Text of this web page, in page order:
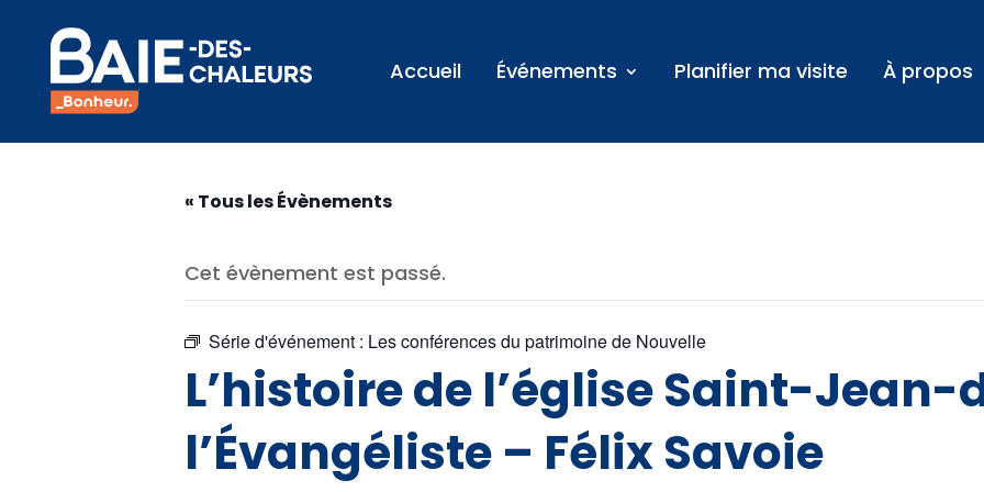
Accueil Événements Planifier ma visite À propos
« Tous les Évènements
Cet évènement est passé.
Série d'événement : Les conférences du patrimoine de Nouvelle
L’histoire de l’église Saint-Jean-
l’Évangéliste – Félix Savoie